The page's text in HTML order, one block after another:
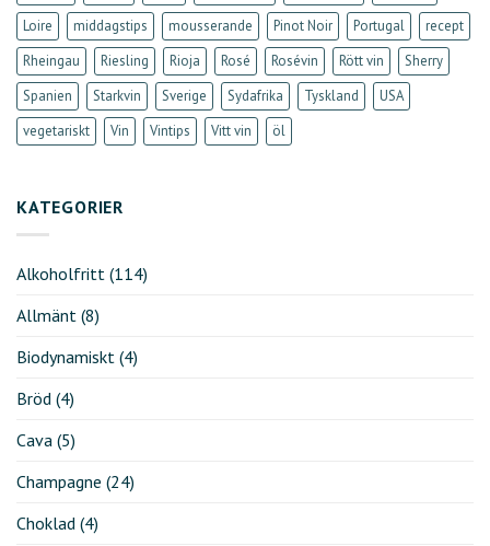
Loire
middagstips mousserande Pinot Noir Portugal
recept
Rheingau
Riesling Rioja Rosé Rosévin Rött vin
Sherry
Spanien
Starkvin Sverige Sydafrika Tyskland
USA
vegetariskt
Vin Vintips Vitt vin öl
KATEGORIER
Alkoholfritt (114)
Allmänt (8)
Biodynamiskt (4)
Bröd (4)
Cava (5)
Champagne (24)
Choklad (4)